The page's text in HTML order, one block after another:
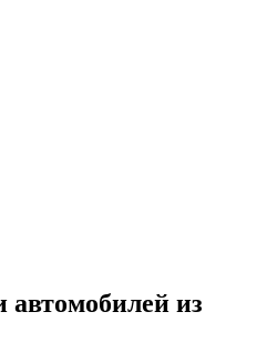
автомобилей из